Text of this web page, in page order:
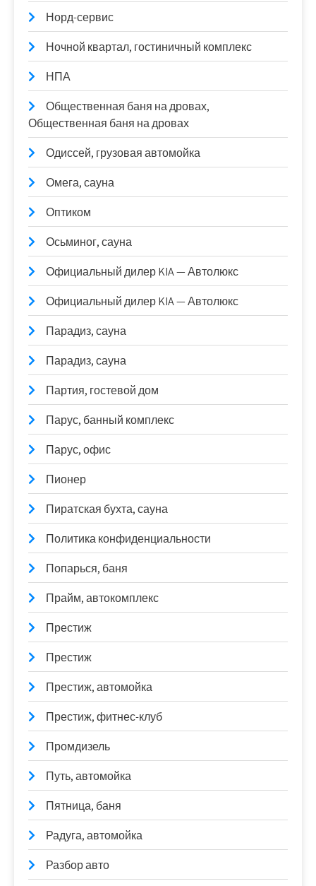
Норд-сервис
Ночной квартал, гостиничный комплекс
НПА
Общественная баня на дровах,
Общественная баня на дровах
Одиссей, грузовая автомойка
Омега, сауна
Оптиком
Осьминог, сауна
Официальный дилер KIA — Автолюкс
Официальный дилер KIA — Автолюкс
Парадиз, сауна
Парадиз, сауна
Партия, гостевой дом
Парус, банный комплекс
Парус, офис
Пионер
Пиратская бухта, сауна
Политика конфиденциальности
Попарься, баня
Прайм, автокомплекс
Престиж
Престиж
Престиж, автомойка
Престиж, фитнес-клуб
Промдизель
Путь, автомойка
Пятница, баня
Радуга, автомойка
Разбор авто